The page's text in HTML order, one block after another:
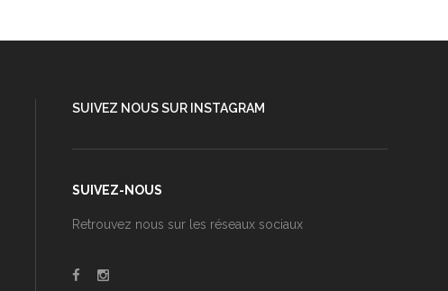
SUIVEZ NOUS SUR INSTAGRAM
SUIVEZ-NOUS
Retrouvez nous sur les réseaux sociaux